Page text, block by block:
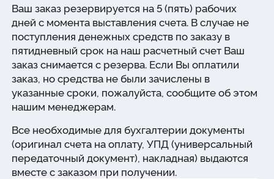
Ваш заказ резервируется на 5 (пять) рабочих
дней с момента выставления счета. В случае не
поступления денежных средств по заказу в
пятидневный срок на наш расчетный счет Ваш
заказ снимается с резерва. Если Вы оплатили
заказ, но средства не были зачислены в
указанные сроки, пожалуйста, сообщите об этом
нашим менеджерам.
Все необходимые для бухгалтерии документы
(оригинал счета на оплату, УПД (универсальный
передаточный документ), накладная) выдаются
вместе с заказом при получении.